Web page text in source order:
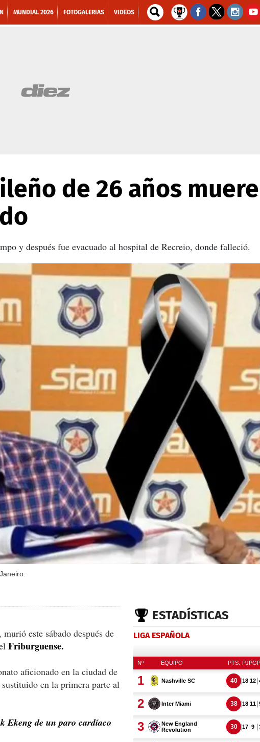
MUNDIAL 2026 FOTOGALERIAS VIDEOS
de 26 años muere
y después fue evacuado al hospital de Recreio, donde falleció.
murió este sábado después de
Friburguense.
aficionado en la ciudad de
en la primera parte al
Ekeng de un paro cardíaco
ESTADÍSTICAS
LIGA ESPAÑOLA